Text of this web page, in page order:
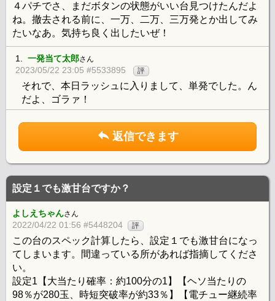
４パチでさ、まだボタンの状態がいい台見つけたんだよ
ね。撤去される前に、一万、二万、三万発とか出してみ
たいなあ。気持ち良く出したいぜ！
1. 一発当て太郎さん
2023/05/22 23:05 #5533895 評
それで、本日ラッシュに入りまして、単発でした。ん
だよ、ゴラァ！
返信できます
設定１でも激甘台ですか？
よしえちゃんさん
2022/04/22 01:56 #5448204 評
この台のスペック計算したら、設定１でも激甘台になっ
てしまいます。間違っている所があれば指摘してくださ
い。
設定1【大当たり確率：約100分の1】【ヘソ当たりの
98％が280玉、時短突破率が約33％】【電チュー継続率